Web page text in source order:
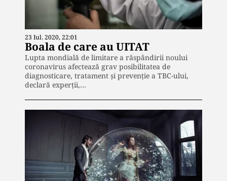
23 Iul. 2020, 22:01
Boala de care au UITAT
Lupta mondială de limitare a răspândirii noului
coronavirus afectează grav posibilitatea de
diagnosticare, tratament și prevenție a TBC-ului,
declară experții,…